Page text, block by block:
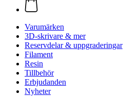
Varumärken
3D-skrivare & mer
Reservdelar & uppgraderingar
Filament
Resin
Tillbehör
Erbjudanden
Nyheter